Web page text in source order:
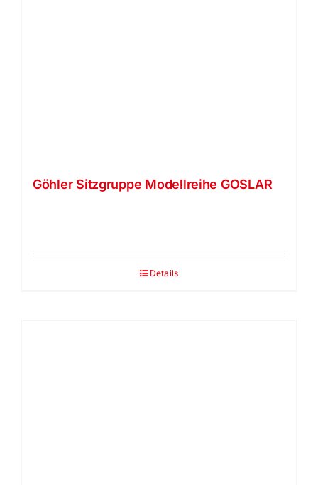
Göhler Sitzgruppe Modellreihe GOSLAR
Details